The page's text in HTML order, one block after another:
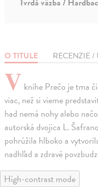
O TITULE RECENZIE /
V knihe Prečo je tma
viac, než si vieme
had nemá nohy alebo
autorská dvojica L.
pohrúžila hlboko a
nadhľad a zdravé
High-contrast mode